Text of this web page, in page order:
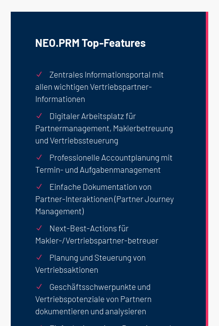
NEO.PRM Top-Features
N
Zentrales Informationsportal mit
allen wichtigen Vertriebspartner-
Informationen
N
Digitaler Arbeitsplatz für
Partnermanagement, Maklerbetreuung
und Vertriebssteuerung
N
Professionelle Accountplanung mit
Termin- und Aufgabenmanagement
N
Einfache Dokumentation von
Partner-Interaktionen (Partner Journey
Management)
N
Next-Best-Actions für
Makler-/Vertriebspartner-betreuer
N
Planung und Steuerung von
Vertriebsaktionen
N
Geschäftsschwerpunkte und
Vertriebspotenziale von Partnern
dokumentieren und analysieren